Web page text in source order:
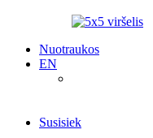
Nuotraukos
EN
Susisiek